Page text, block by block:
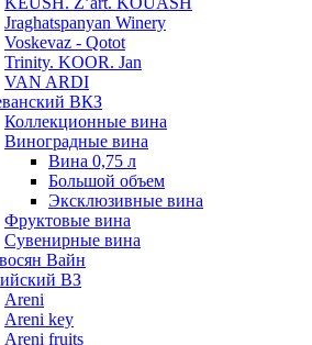
Jraghatspanyan Winery
Voskevaz - Qotot
Trinity. KOOR. Jan
VAN ARDI
ВКЗ
Коллекционные вина
Виноградные вина
Вина 0,75 л
Большой объем
Эксклюзивные вина
Фруктовые вина
Cувенирные вина
Вайн
ВЗ
Areni
Areni key
Areni fruits